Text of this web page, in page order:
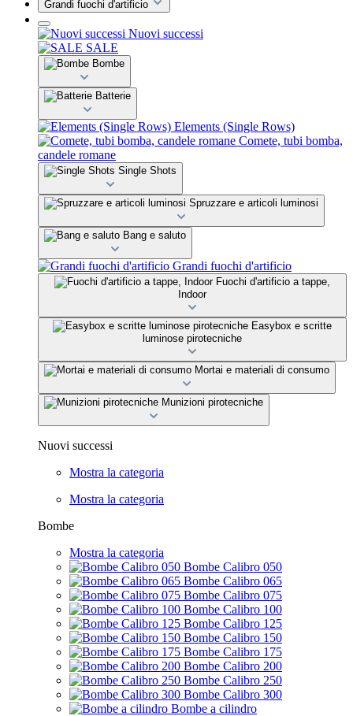
Grandi fuochi d'artificio
Nuovi successi
SALE
Bombe
Batterie
Elements (Single Rows)
Comete, tubi bomba,
candele romane
Single Shots
Spruzzare e articoli luminosi
Bang e saluto
Grandi fuochi d'artificio
Fuochi d'artificio a tappe,
Indoor
Easybox e scritte
luminose pirotecniche
Mortai e materiali di consumo
Munizioni pirotecniche
Nuovi successi
Mostra la categoria
Mostra la categoria
Bombe
Mostra la categoria
Bombe Calibro 050
Bombe Calibro 065
Bombe Calibro 075
Bombe Calibro 100
Bombe Calibro 125
Bombe Calibro 150
Bombe Calibro 175
Bombe Calibro 200
Bombe Calibro 250
Bombe Calibro 300
Bombe a cilindro